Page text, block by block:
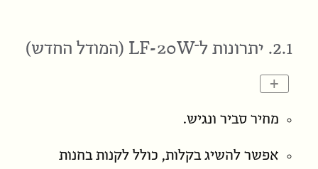
2.1. יתרונות ל־ LF-20W (המודל החדש)
+
מחיר סביר ונגיש.
אפשר להשיג בקלות, כולל לקנות בחנות